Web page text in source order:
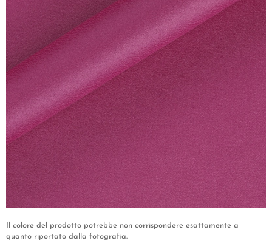
Il colore del prodotto potrebbe non corrispondere esattamente a
quanto riportato dalla fotografia.